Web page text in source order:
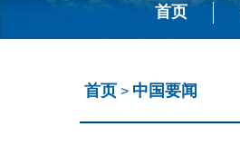
首页
首页 > 中国要闻